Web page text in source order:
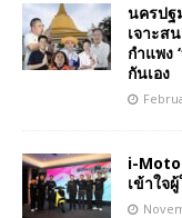
นครปฐ
เจาะส
กำแพง
กันเอง
i-
เข้าใจ